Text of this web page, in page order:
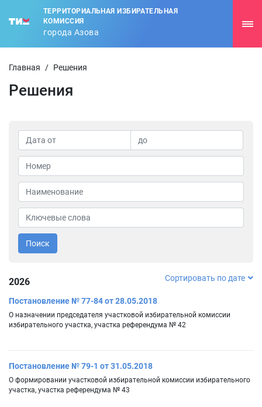
ТЕРРИТОРИАЛЬНАЯ ИЗБИРАТЕЛЬНАЯ
КОМИССИЯ
города Азова
Главная / Решения
Решения
Поиск
2026 Сортировать по дате
Постановление № 77-84 от 28.05.2018
О назначении председателя участковой избирательной комиссии
избирательного участка, участка референдума № 42
Постановление № 79-1 от 31.05.2018
О формировании участковой избирательной комиссии избирательного
участка, участка референдума № 43